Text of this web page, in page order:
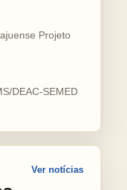
Projeto
DEAC-SEMED
Ver notícias